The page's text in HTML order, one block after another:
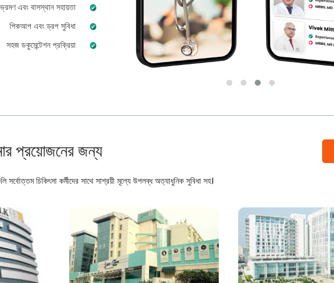
ভ্রমণ এবং বাসস্থান সহায়তা
পিকআপ এবং ড্রপ সুবিধা
সহজ ডকুমেন্টেশন প্রক্রিয়া
প্রয়োজনের জন্য
চিকিৎসা কর্মীদের সাথে সাশ্রয়ী মূল্যে উপলব্ধ অত্যাধুনিক সুবিধা সহ।